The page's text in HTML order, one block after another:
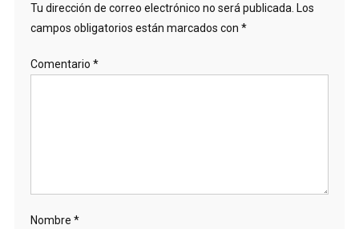
Tu dirección de correo electrónico no será publicada. Los
campos obligatorios están marcados con *
Comentario *
Nombre *